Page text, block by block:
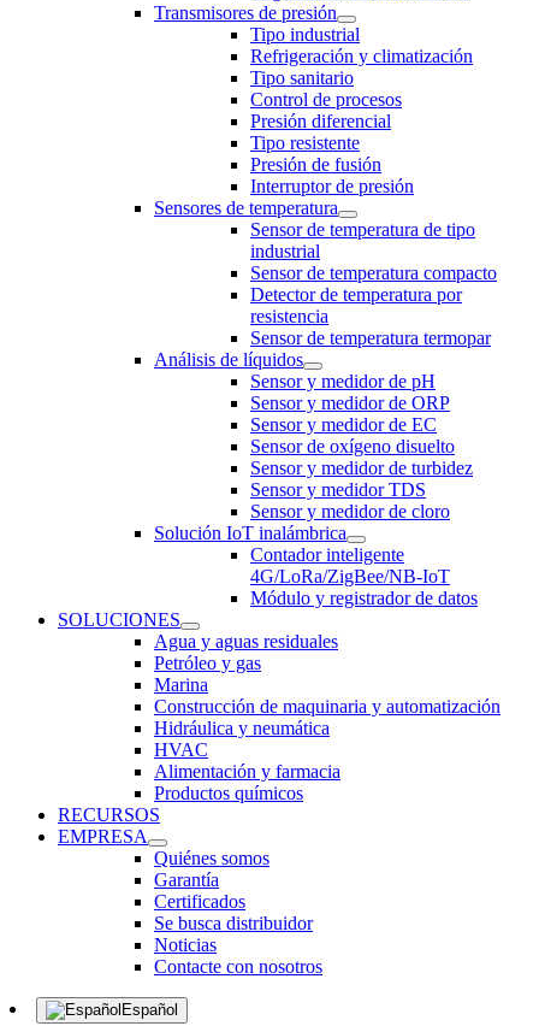
Transmisores de presión
Tipo industrial
Refrigeración y climatización
Tipo sanitario
Control de procesos
Presión diferencial
Tipo resistente
Presión de fusión
Interruptor de presión
Sensores de temperatura
Sensor de temperatura de tipo
industrial
Sensor de temperatura compacto
Detector de temperatura por
resistencia
Sensor de temperatura termopar
Análisis de líquidos
Sensor y medidor de pH
Sensor y medidor de ORP
Sensor y medidor de EC
Sensor de oxígeno disuelto
Sensor y medidor de turbidez
Sensor y medidor TDS
Sensor y medidor de cloro
Solución IoT inalámbrica
Contador inteligente
4G/LoRa/ZigBee/NB-IoT
Módulo y registrador de datos
SOLUCIONES
Agua y aguas residuales
Petróleo y gas
Marina
Construcción de maquinaria y automatización
Hidráulica y neumática
HVAC
Alimentación y farmacia
Productos químicos
RECURSOS
EMPRESA
Quiénes somos
Garantía
Certificados
Se busca distribuidor
Noticias
Contacte con nosotros
Español